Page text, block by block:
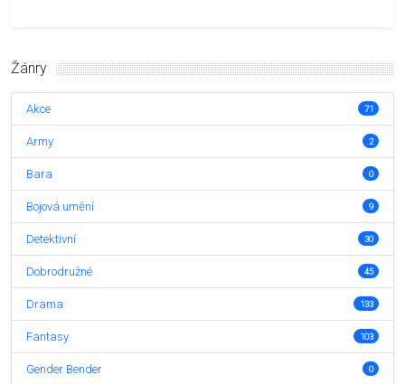
Žánry
Akce 71
Army 2
Bara 0
Bojová umění 9
Detektivní 30
Dobrodružné 45
Drama 133
Fantasy 103
Gender Bender 0